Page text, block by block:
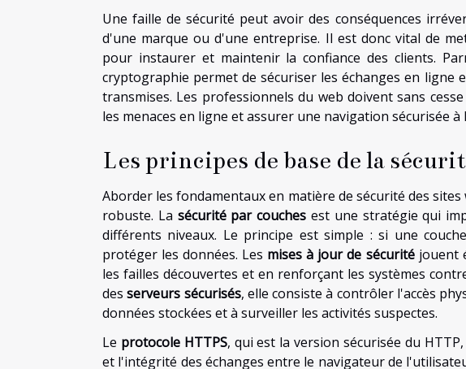
Une faille de sécurité peut avoir des conséquences
d'une marque ou d'une entreprise. Il est donc vital de
pour instaurer et maintenir la confiance des clients.
cryptographie permet de sécuriser les échanges en
transmises. Les professionnels du web doivent sans
les menaces en ligne et assurer une navigation sécurisée
Les principes de base de la
Aborder les fondamentaux en matière de sécurité des
robuste. La sécurité par couches est une stratégie qui
différents niveaux. Le principe est simple : si une
protéger les données. Les mises à jour de sécuritéjouent
les failles découvertes et en renforçant les systèmes
desserveurs sécurisés, elle consiste à contrôler l'accès
données stockées et à surveiller les activités suspectes.
Le protocole HTTPS, qui est la version sécurisée du
et l'intégrité des échanges entre le navigateur de